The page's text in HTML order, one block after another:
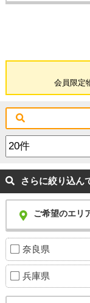
会員限定
さらに絞り込ん
ご希望のエリ
奈良県
兵庫県